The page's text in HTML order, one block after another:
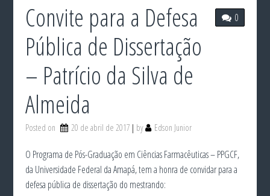
0
Convite para a Defesa
Pública de Dissertação
– Patrício da Silva de
Almeida
Posted on 20 de abril de 2017 by Edson Junior
O Programa de Pós-Graduação em Ciências Farmacêuticas – PPGCF,
da Universidade Federal da Amapá, tem a honra de convidar para a
defesa pública de dissertação do mestrando: